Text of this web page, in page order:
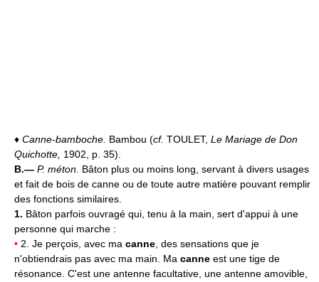
♦ Canne-bamboche. Bambou (cf. TOULET, Le Mariage de Don
Quichotte, 1902, p. 35).
B.— P. méton. Bâton plus ou moins long, servant à divers usages
et fait de bois de canne ou de toute autre matière pouvant remplir
des fonctions similaires.
1. Bâton parfois ouvragé qui, tenu à la main, sert d'appui à une
personne qui marche :
• 2. Je perçois, avec ma canne, des sensations que je
n'obtiendrais pas avec ma main. Ma canne est une tige de
résonance. C'est une antenne facultative, une antenne amovible,